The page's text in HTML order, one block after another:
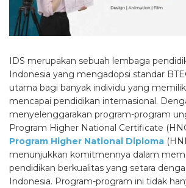
IDS merupakan sebuah lembaga
Indonesia yang mengadopsi standar
utama bagi banyak individu yang
mencapai pendidikan internasional.
menyelenggarakan program-program
Program Higher National Certificate
Program Higher National Diploma
menunjukkan komitmennya dalam
pendidikan berkualitas yang setara
Indonesia. Program-program ini tidak